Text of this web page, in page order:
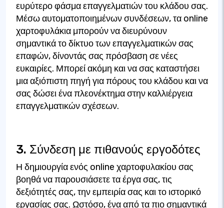
ευρύτερο φάσμα επαγγελματιών του κλάδου σας.
Μέσω αυτοματοποιημένων συνδέσεων, τα online
χαρτοφυλάκια μπορούν να διευρύνουν
σημαντικά το δίκτυο των επαγγελματικών σας
επαφών, δίνοντάς σας πρόσβαση σε νέες
ευκαιρίες. Μπορεί ακόμη και να σας καταστήσει
μια αξιόπιστη πηγή για πόρους του κλάδου και να
σας δώσει ένα πλεονέκτημα στην καλλιέργεια
επαγγελματικών σχέσεων.
3. Σύνδεση με πιθανούς εργοδότες
Η δημιουργία ενός online χαρτοφυλακίου σας
βοηθά να παρουσιάσετε τα έργα σας, τις
δεξιότητές σας, την εμπειρία σας και το ιστορικό
εργασίας σας. Ωστόσο, ένα από τα πιο σημαντικά